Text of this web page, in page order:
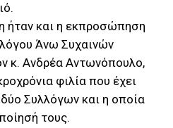
ήταν και η εκπροσώπηση
Άνω Συχαινών
κ. Ανδρέα Αντωνόπουλο,
φιλία που έχει
Συλλόγων και η οποία
τους.